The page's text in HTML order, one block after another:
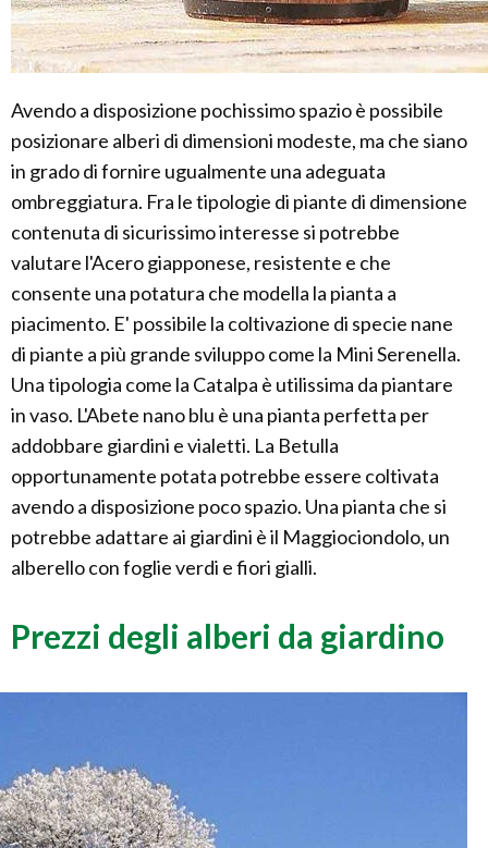
Avendo a disposizione pochissimo spazio è possibile
posizionare alberi di dimensioni modeste, ma che siano
in grado di fornire ugualmente una adeguata
ombreggiatura. Fra le tipologie di piante di dimensione
contenuta di sicurissimo interesse si potrebbe
valutare l'Acero giapponese, resistente e che
consente una potatura che modella la pianta a
piacimento. E' possibile la coltivazione di specie nane
di piante a più grande sviluppo come la Mini Serenella.
Una tipologia come la Catalpa è utilissima da piantare
in vaso. L'Abete nano blu è una pianta perfetta per
addobbare giardini e vialetti. La Betulla
opportunamente potata potrebbe essere coltivata
avendo a disposizione poco spazio. Una pianta che si
potrebbe adattare ai giardini è il Maggiociondolo, un
alberello con foglie verdi e fiori gialli.
Prezzi degli alberi da giardino